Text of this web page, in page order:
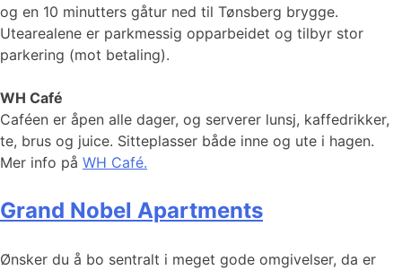
og en 10 minutters gåtur ned til Tønsberg brygge.
Utearealene er parkmessig opparbeidet og tilbyr stor
parkering (mot betaling).
WH Café
Caféen er åpen alle dager, og serverer lunsj, kaffedrikker,
te, brus og juice. Sitteplasser både inne og ute i hagen.
Mer info på WH Café.
Grand Nobel Apartments
Ønsker du å bo sentralt i meget gode omgivelser, da er